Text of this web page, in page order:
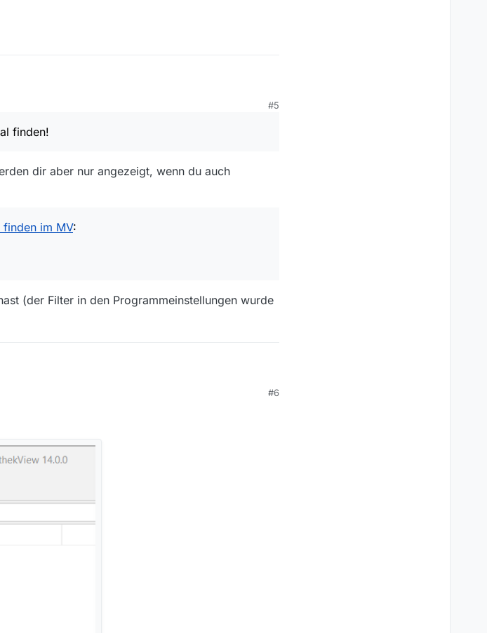
rache-nach-dem-roman-von-guillaume-musso-die-
#5
finden!
dir aber nur angezeigt, wenn du auch
finden im MV:
(der Filter in den Programmeinstellungen wurde
#6